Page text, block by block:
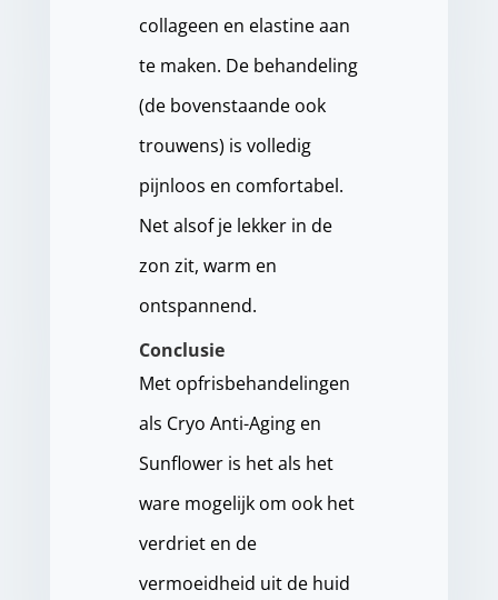
collageen en elastine aan
te maken. De behandeling
(de bovenstaande ook
trouwens) is volledig
pijnloos en comfortabel.
Net alsof je lekker in de
zon zit, warm en
ontspannend.
Conclusie
Met opfrisbehandelingen
als Cryo Anti-Aging en
Sunflower is het als het
ware mogelijk om ook het
verdriet en de
vermoeidheid uit de huid